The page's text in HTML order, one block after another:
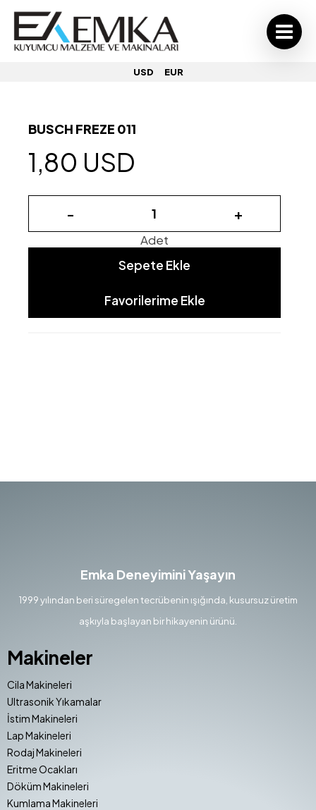
USD EUR
BUSCH FREZE 011
1,80 USD
- +
Adet
Sepete Ekle
Favorilerime Ekle
Emka Deneyimini Yaşayın
1999 yılından beri süregelen tecrübenin ışığında, kusursuz üretim
aşkıyla başlayan bir hikayenin ürünü.
Makineler
Cila Makineleri
Ultrasonik Yıkamalar
İstim Makineleri
Lap Makineleri
Rodaj Makineleri
Eritme Ocakları
Döküm Makineleri
Kumlama Makineleri